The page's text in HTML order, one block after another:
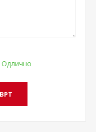
Одлично